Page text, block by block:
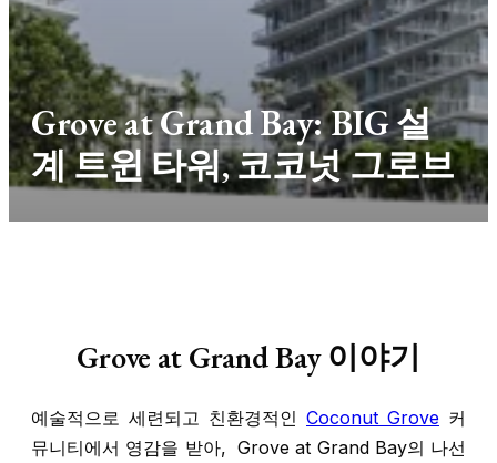
Grove at Grand Bay: BIG 설
계 트윈 타워, 코코넛 그로브
Grove at Grand Bay 이야기
예술적으로 세련되고 친환경적인 Coconut Grove 커
뮤니티에서 영감을 받아, Grove at Grand Bay의 나선